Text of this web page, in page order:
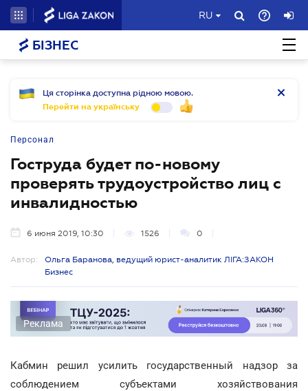
RU
БІЗНЕС
Ця сторінка доступна рідною мовою.
Перейти на українську
Персонал
Гоструда будет по-новому
проверять трудоустройство лиц с
инвалидностью
6 июня 2019, 10:30 1526 0
Автор:
Ольга Баранова, ведущий юрист-аналитик ЛІГА:ЗАКОН
Бизнес
Реклама
Кабмин решил усилить государственный надзор за
соблюдением субъектами хозяйствования